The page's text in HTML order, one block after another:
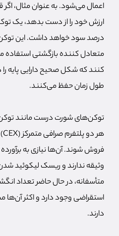
اعمال می‌شود. به عنوان مثال،
درصد سود خواهد داشت. این
متعادل کننده بازگشتی استفاده
کنند که شکل صحیح دارایی پایه را
طول زمان حفظ می‌کنند.
توکن‌های شورت درست مانند
فروش شوند. آن‌ها نیازی به برآورده
وثیقه ندارند و ریسک لیکوئید
متأسفانه، در حال حاضر تعداد
استقراضی وجود دارد و اکثر
دارند.